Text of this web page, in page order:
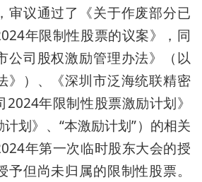
审议通过了《关于作废部分已
年限制性股票的议案》，同
公司股权激励管理办法》（以
》）、《深圳市泛海统联精密
年限制性股票激励计划》
计划》、“本激励计划”）的相关
年第一次临时股东大会的授
但尚未归属的限制性股票。